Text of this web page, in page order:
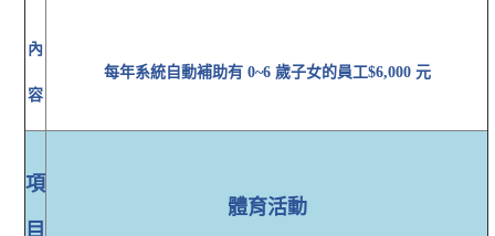
內
容
每年系統自動補助有 0~6 歲子女的員工$6,000 元
項
目
體育活動